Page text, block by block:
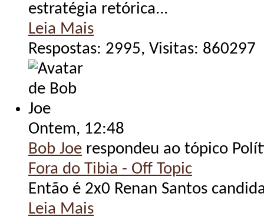
estratégia retórica...
Leia Mais
Respostas: 2995, Visitas: 860297
Ontem, 12:48
Bob Joe respondeu ao tópico
Fora do Tibia - Off Topic
Então é 2x0 Renan Santos
Leia Mais